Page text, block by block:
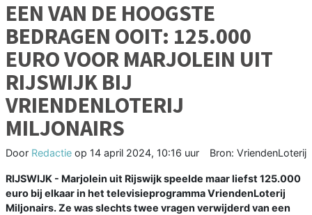
EEN VAN DE HOOGSTE
BEDRAGEN OOIT: 125.000
EURO VOOR MARJOLEIN UIT
RIJSWIJK BIJ
VRIENDENLOTERIJ
MILJONAIRS
Door Redactie op 14 april 2024, 10:16 uur Bron: VriendenLoterij
RIJSWIJK - Marjolein uit Rijswijk speelde maar liefst 125.000
euro bij elkaar in het televisieprogramma VriendenLoterij
Miljonairs. Ze was slechts twee vragen verwijderd van een